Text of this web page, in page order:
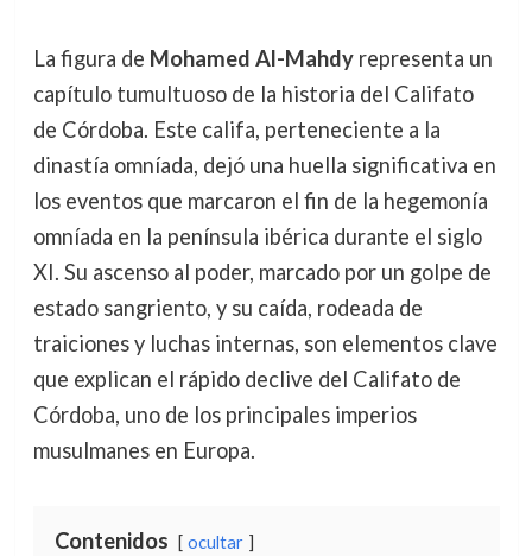
La figura de Mohamed Al-Mahdyrepresenta un
capítulo tumultuoso de la historia del Califato
de Córdoba. Este califa, perteneciente a la
dinastía omníada, dejó una huella significativa en
los eventos que marcaron el fin de la hegemonía
omníada en la península ibérica durante el siglo
XI. Su ascenso al poder, marcado por un golpe de
estado sangriento, y su caída, rodeada de
traiciones y luchas internas, son elementos clave
que explican el rápido declive del Califato de
Córdoba, uno de los principales imperios
musulmanes en Europa.
Contenidos ocultar